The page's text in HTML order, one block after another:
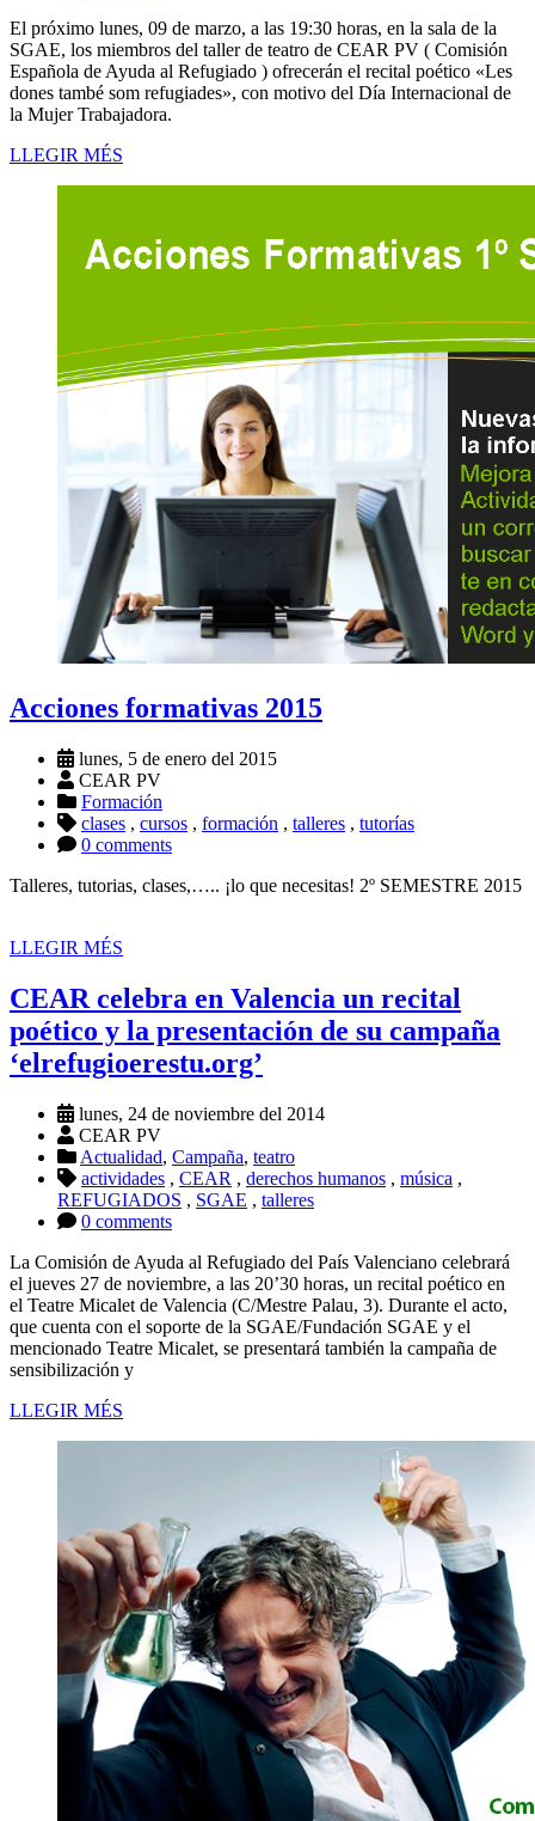
El próximo lunes, 09 de marzo, a las 19:30 horas, en la sala de la
SGAE, los miembros del taller de teatro de CEAR PV ( Comisión
Española de Ayuda al Refugiado ) ofrecerán el recital poético «Les
dones també som refugiades», con motivo del Día Internacional de
la Mujer Trabajadora.
LLEGIR MÉS
Acciones formativas 2015
lunes, 5 de enero del 2015
CEAR PV
Formación
clases , cursos , formación , talleres , tutorías
0 comments
Talleres, tutorias, clases,….. ¡lo que necesitas! 2º SEMESTRE 2015
LLEGIR MÉS
CEAR celebra en Valencia un recital
poético y la presentación de su campaña
‘elrefugioerestu.org’
lunes, 24 de noviembre del 2014
CEAR PV
Actualidad, Campaña, teatro
actividades , CEAR , derechos humanos , música ,
REFUGIADOS , SGAE , talleres
0 comments
La Comisión de Ayuda al Refugiado del País Valenciano celebrará
el jueves 27 de noviembre, a las 20’30 horas, un recital poético en
el Teatre Micalet de Valencia (C/Mestre Palau, 3). Durante el acto,
que cuenta con el soporte de la SGAE/Fundación SGAE y el
mencionado Teatre Micalet, se presentará también la campaña de
sensibilización y
LLEGIR MÉS